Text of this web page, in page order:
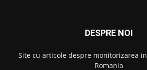
DESPRE NOI
Site cu articole despre monitorizarea
Romania